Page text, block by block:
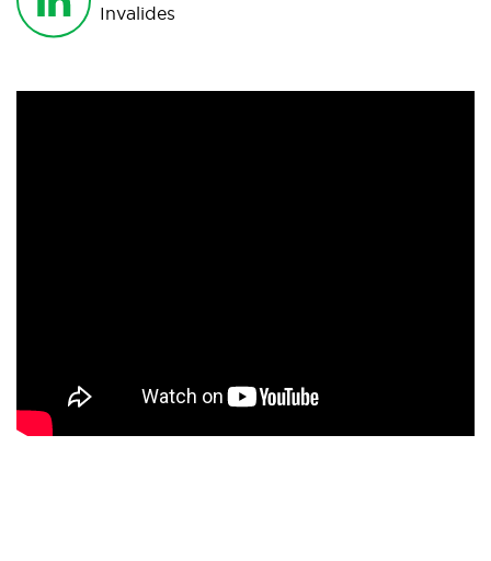
Invalides